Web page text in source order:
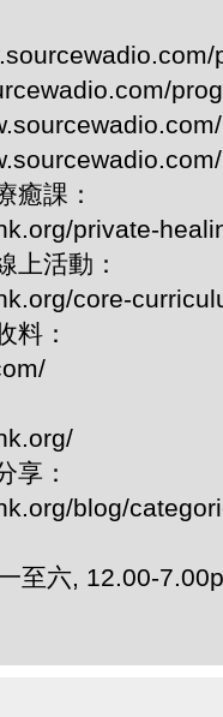
癒課：
private-
上活動：
core-
料：
享：
blog/
至六, 12.00-